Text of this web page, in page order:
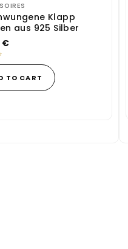
Klapp
aus 925 Silber
€
TO CART